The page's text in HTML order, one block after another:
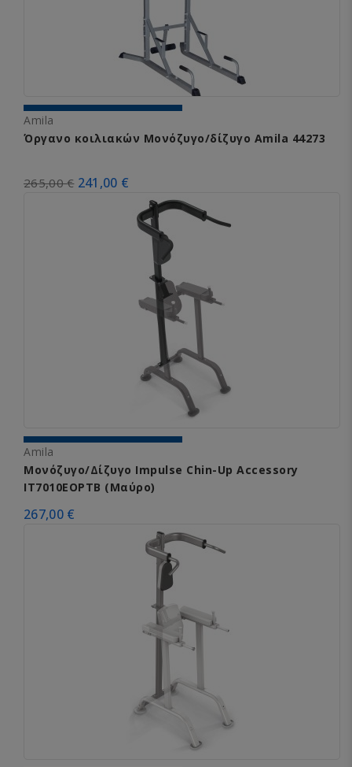
Amila
Όργανο κοιλιακών Μονόζυγο/δίζυγο Amila 44273
265,00 € 241,00 €
Amila
Μονόζυγο/Δίζυγο Impulse Chin-Up Accessory
IT7010EOPTB (Mαύρο)
267,00 €